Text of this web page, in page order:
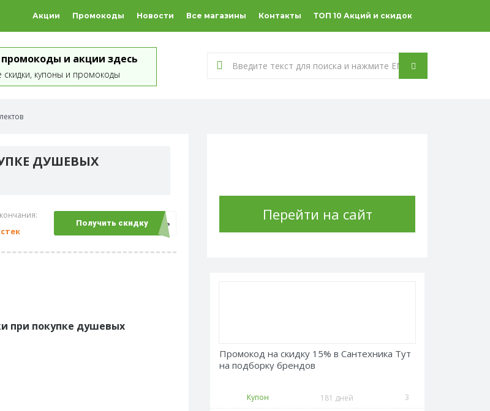
Акции Промокоды Новости Все магазины Контакты ТОП 10 Акций и скидок
промокоды и акции здесь
скидки, купоны и промокоды
ДУШЕВЫХ
Получить скидкуОткрыть
при покупке душевых
Перейти на сайт
Промокод на скидку 15% в Сантехника Тут
на подборку брендов
Купон 181 дней 3